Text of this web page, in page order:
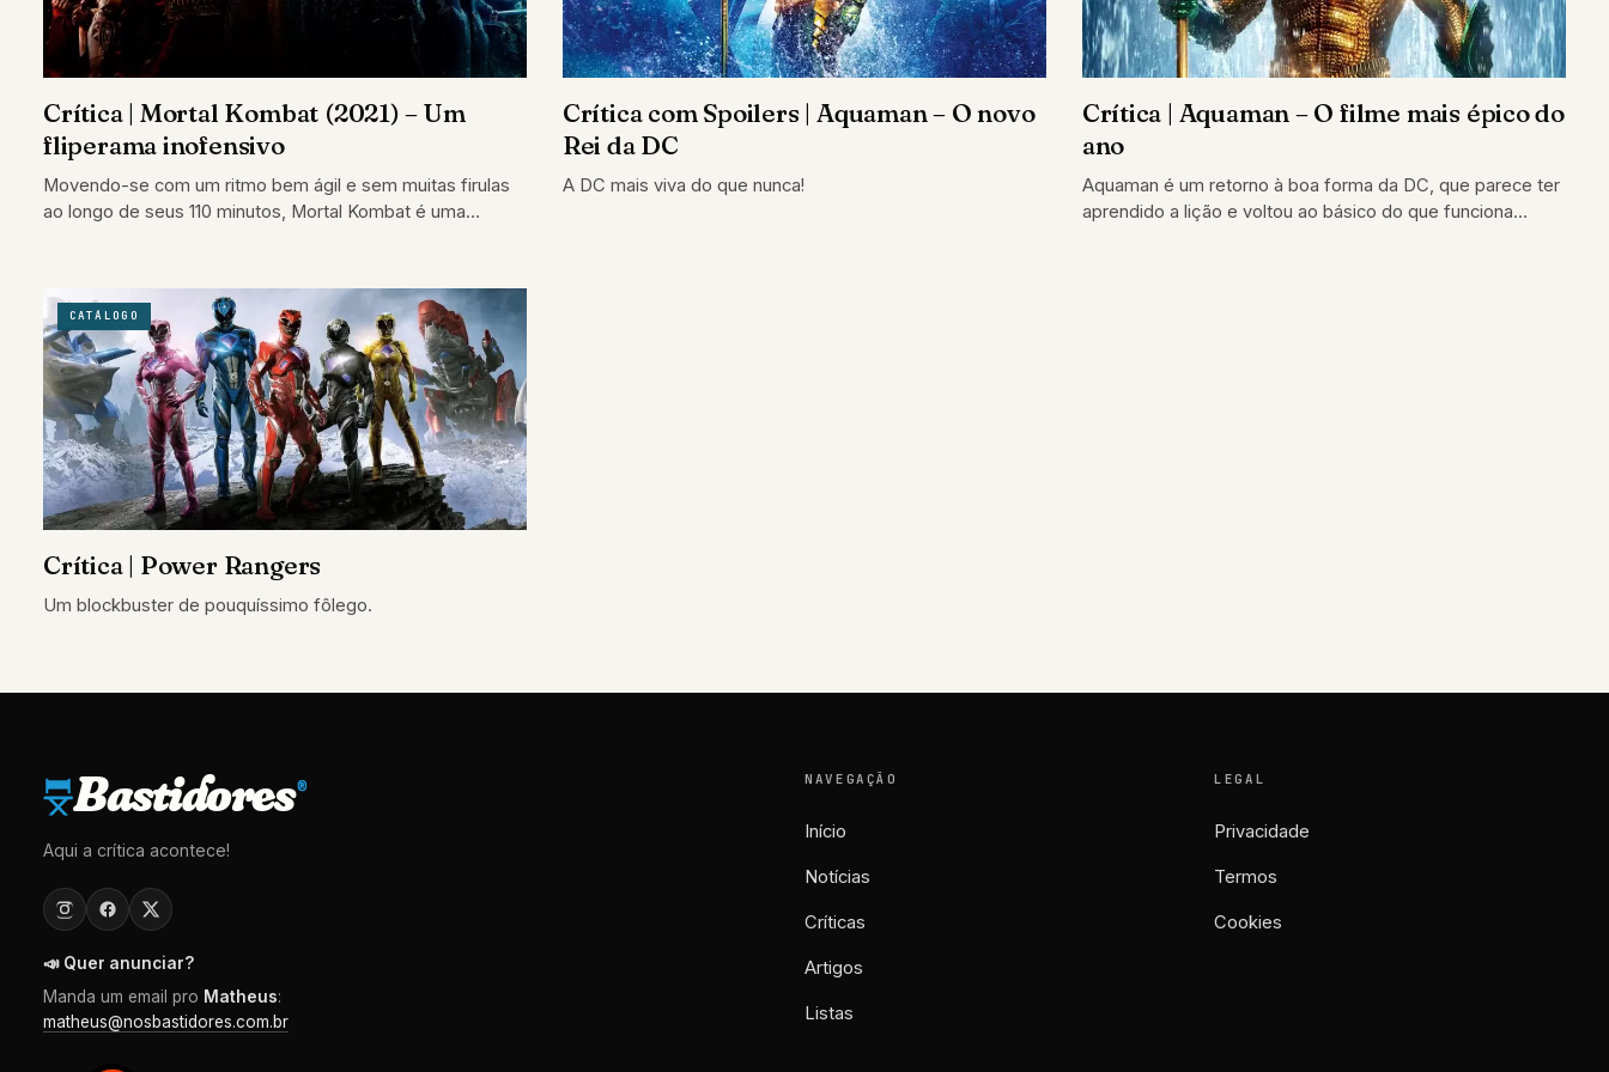
Crítica | Mortal Kombat (2021) – Um
fliperama inofensivo
Movendo-se com um ritmo bem ágil e sem muitas firulas
ao longo de seus 110 minutos, Mortal Kombat é uma
Crítica com Spoilers | Aquaman – O novo
Rei da DC
A DC mais viva do que nunca!
Crítica | Aquaman – O filme mais épico do
ano
Aquaman é um retorno à boa forma da DC, que parece ter
aprendido a lição e voltou ao básico do que funciona…
CATÁLOGO
Crítica | Power Rangers
Um blockbuster de pouquíssimo fôlego.
Bastidores®
Aqui a crítica acontece!
📣 Quer anunciar?
Manda um email pro Matheus:
matheus@nosbastidores.com.br
NAVEGAÇÃO
Início
Notícias
Críticas
Artigos
Listas
LEGAL
Privacidade
Termos
Cookies